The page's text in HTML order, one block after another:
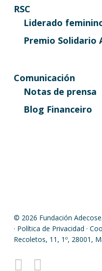
RSC
Liderado
Premio Solidario
Comunicación
Notas de prensa
Blog Financeiro
© 2026 Fundación Adecose.
· Política de Privacidad ·
Recoletos, 11, 1º, 28001,
twitter linkedin